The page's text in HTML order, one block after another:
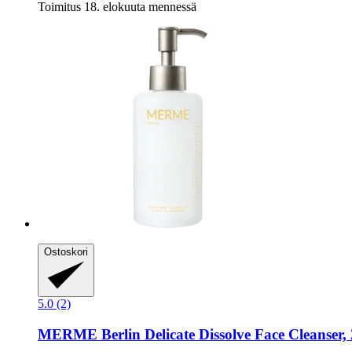
Toimitus 18. elokuuta mennessä
Ostoskori
5.0 (2)
MERME Berlin Delicate Dissolve Face Cleanser,